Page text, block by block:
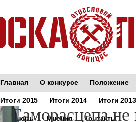
Главная О конкурсе Положение
Итоги 2015 Итоги 2014 Итоги 2013
Партнеры Мнения Контакты
Саморасцепа